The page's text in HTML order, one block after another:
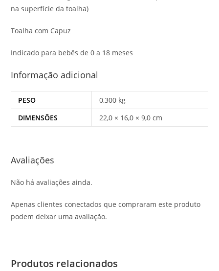
na superfície da toalha)
Toalha com Capuz
Indicado para bebês de 0 a 18 meses
Informação adicional
PESO
0,300 kg
DIMENSÕES
22,0 × 16,0 × 9,0 cm
Avaliações
Não há avaliações ainda.
Apenas clientes conectados que compraram este produto
podem deixar uma avaliação.
Produtos relacionados